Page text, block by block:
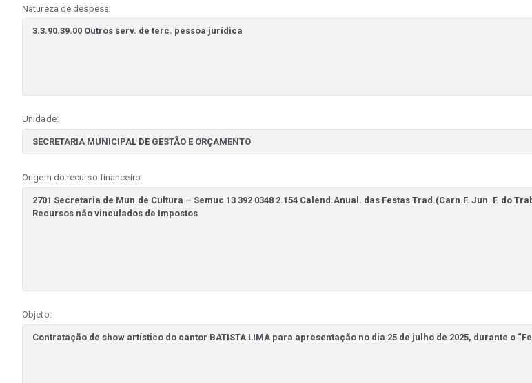
Natureza de despesa:
Unidade:
Origem do recurso financeiro:
Objeto: